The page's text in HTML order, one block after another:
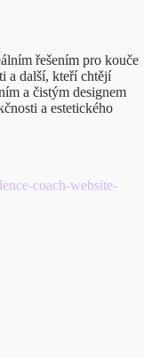
řešením pro kouče
a další, kteří chtějí
a čistým designem
a estetického
coach-website-